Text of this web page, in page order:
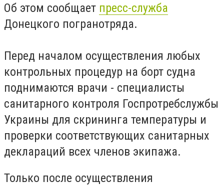
Об этом сообщает пресс-служба
Донецкого погранотряда.
Перед началом осуществления любых
контрольных процедур на борт судна
поднимаются врачи - специалисты
санитарного контроля Госпротребслужбы
Украины для скрининга температуры и
проверки соответствующих санитарных
деклараций всех членов экипажа.
Только после осуществления